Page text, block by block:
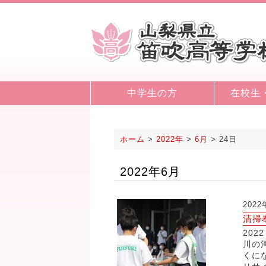
中学生の方 在校生
ホーム > 2022年 > 6月 > 24日
2022年6月
2022
清掃
2022
川の
くに